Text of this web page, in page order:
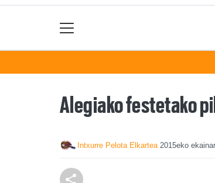
Alegiako festetako
Intxurre Pelota Elkartea 2015eko